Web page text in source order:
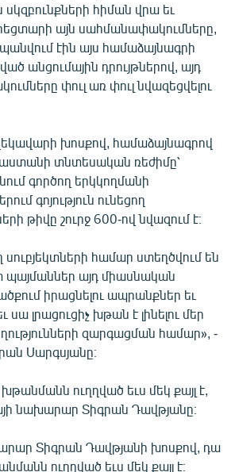
հիման վրա եւ
այն սահմանափակումները,
էին այս համաձայնագրի
անցումային դրույթներով, այդ
փուլ առ փուլ նվազեցվելու
խոսքով, համաձայնագրով
տնտեսական ռեժիմը՝
գործող երկկողմանի
գոյություն ունեցող
թիվը շուրջ 600-ով նվազում է։
համար ստեղծվում են
պայմաններ այդ միասնական
իրացնելու ապրանքներ եւ
սա լրացուցիչ խթան է լինելու մեր
զարգացման համար», -
Սարգսյանը։
ուղղված եւս մեկ քայլ է,
նախարար Տիգրան Դավթյանը։
Տիգրան Դավթյանի խոսքով, դա
ուղղված եւս մեկ քայլ է։